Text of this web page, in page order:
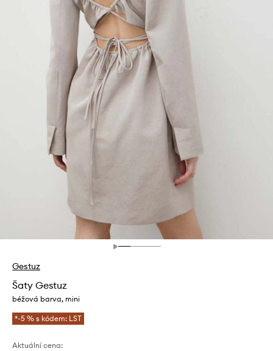
Gestuz
Šaty Gestuz
béžová barva, mini
*-5 % s kódem: LST
Aktuální cena: